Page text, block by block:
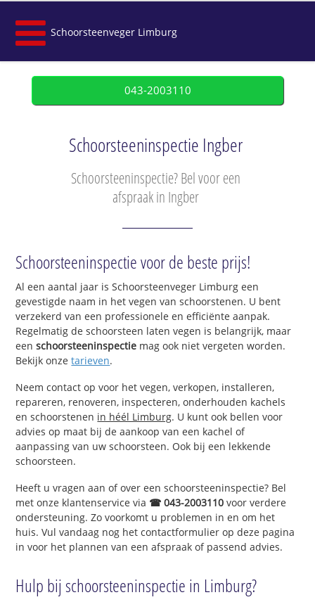
Schoorsteenveger Limburg
043-2003110
Schoorsteeninspectie Ingber
Schoorsteeninspectie? Bel voor een
afspraak in Ingber
Schoorsteeninspectie voor de beste prijs!
Al een aantal jaar is Schoorsteenveger Limburg een
gevestigde naam in het vegen van schoorstenen. U bent
verzekerd van een professionele en efficiënte aanpak.
Regelmatig de schoorsteen laten vegen is belangrijk, maar
eenschoorsteeninspectie mag ook niet vergeten worden.
Bekijk onzetarieven.
Neem contact op voor het vegen, verkopen, installeren,
repareren, renoveren, inspecteren, onderhouden kachels
en schoorstenen in héél Limburg. U kunt ook bellen voor
advies op maat bij de aankoop van een kachel of
aanpassing van uw schoorsteen. Ook bij een lekkende
schoorsteen.
Heeft u vragen aan of over een schoorsteeninspectie? Bel
met onze klantenservice via ☎ 043-2003110 voor verdere
ondersteuning. Zo voorkomt u problemen in en om het
huis. Vul vandaag nog het contactformulier op deze pagina
in voor het plannen van een afspraak of passend advies.
Hulp bij schoorsteeninspectie in Limburg?